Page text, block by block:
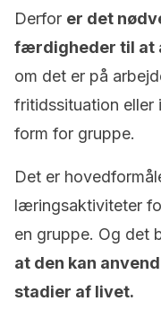
Derfor er det
færdigheder til at
om det er på
fritidssituation eller
form for gruppe.
Det er
læringsaktiviteter
en gruppe. Og det
at den kan
stadier af livet.